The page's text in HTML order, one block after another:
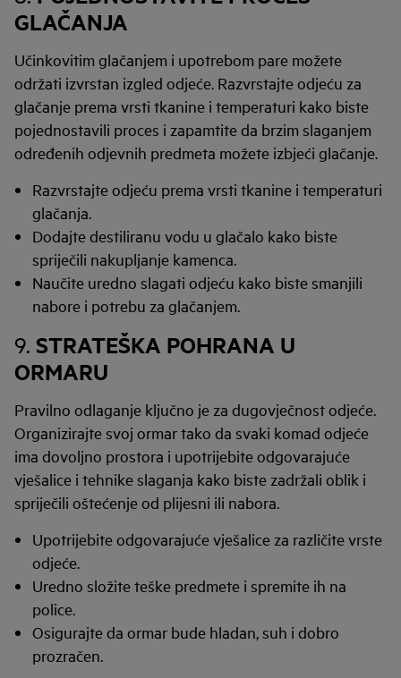
GLAČANJA
Učinkovitim glačanjem i upotrebom pare možete
održati izvrstan izgled odjeće. Razvrstajte odjeću za
glačanje prema vrsti tkanine i temperaturi kako biste
pojednostavili proces i zapamtite da brzim slaganjem
određenih odjevnih predmeta možete izbjeći glačanje.
Razvrstajte odjeću prema vrsti tkanine i temperaturi
glačanja.
Dodajte destiliranu vodu u glačalo kako biste
spriječili nakupljanje kamenca.
Naučite uredno slagati odjeću kako biste smanjili
nabore i potrebu za glačanjem.
9. STRATEŠKA POHRANA U
ORMARU
Pravilno odlaganje ključno je za dugovječnost odjeće.
Organizirajte svoj ormar tako da svaki komad odjeće
ima dovoljno prostora i upotrijebite odgovarajuće
vješalice i tehnike slaganja kako biste zadržali oblik i
spriječili oštećenje od plijesni ili nabora.
Upotrijebite odgovarajuće vješalice za različite vrste
odjeće.
Uredno složite teške predmete i spremite ih na
police.
Osigurajte da ormar bude hladan, suh i dobro
prozračen.